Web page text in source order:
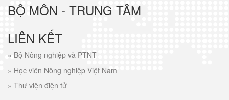
BỘ MÔN - TRUNG TÂM
LIÊN KẾT
» Bộ Nông nghiệp và PTNT
» Học viên Nông nghiệp Việt Nam
» Thư viện điện tử